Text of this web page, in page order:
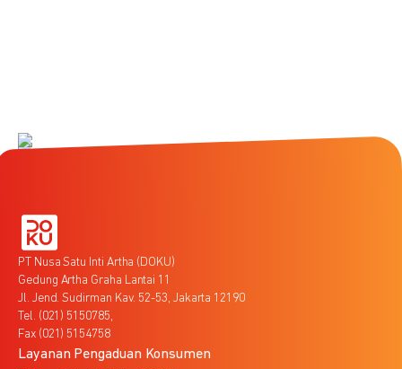
PT Nusa Satu Inti Artha (DOKU)
Gedung Artha Graha Lantai 11
Jl. Jend. Sudirman Kav. 52-53, Jakarta 12190
Tel. (021) 5150785,
Fax (021) 5154758
Layanan Pengaduan Konsumen